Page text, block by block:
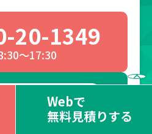
Webで
無料見積りする
20-1349
～17:30
・24時間受付
料見積りする